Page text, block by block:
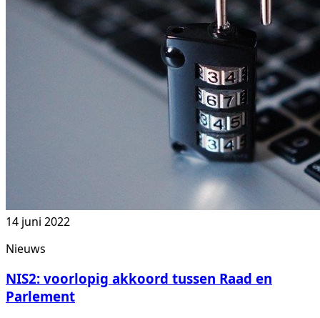
14 juni 2022
Nieuws
NIS2: voorlopig akkoord tussen Raad en
Parlement